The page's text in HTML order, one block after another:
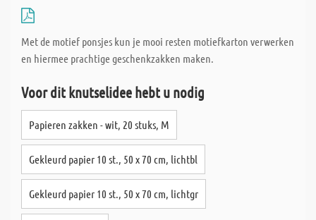
Met de motief ponsjes kun je mooi resten motiefkarton verwerken
en hiermee prachtige geschenkzakken maken.
Voor dit knutselidee hebt u nodig
Papieren zakken - wit, 20 stuks, M
Gekleurd papier 10 st., 50 x 70 cm, lichtbl
Gekleurd papier 10 st., 50 x 70 cm, lichtgr